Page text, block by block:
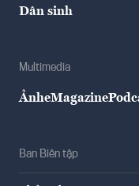
Dân sinh
Multimedia
ẢnheMagazine
Ban Biên tập